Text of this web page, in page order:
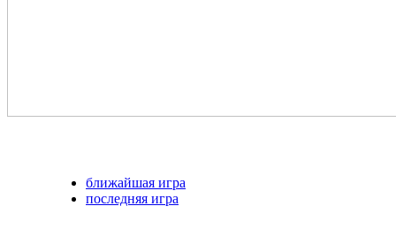
ближайшая игра
последняя игра